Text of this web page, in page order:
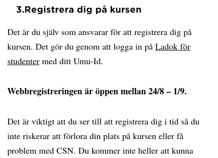
3.Registrera dig på kursen
Det är du själv som ansvarar för att registrera dig på
kursen. Det gör du genom att logga in på Ladok för
studenter med ditt Umu-Id.
Webbregistreringen är öppen mellan 24/8 – 1/9.
Det är viktigt att du ser till att registrera dig i tid så du
inte riskerar att förlora din plats på kursen eller få
problem med CSN. Du kommer inte heller att kunna